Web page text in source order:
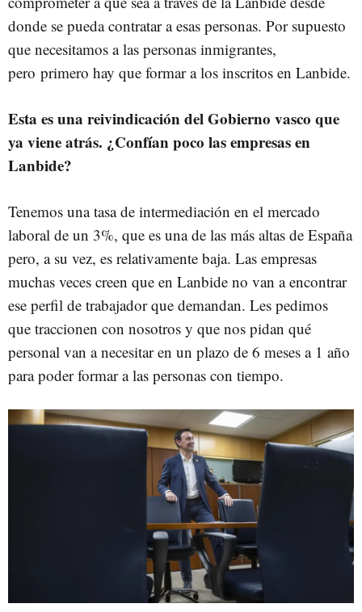
donde se pueda contratar a esas personas. Por supuesto
que necesitamos a las personas inmigrantes,
pero primero hay que formar a los inscritos en Lanbide.
Esta es una reivindicación del Gobierno vasco que
ya viene atrás. ¿Confían poco las empresas en
Lanbide?
Tenemos una tasa de intermediación en el mercado
laboral de un 3%, que es una de las más altas de España
pero, a su vez, es relativamente baja. Las empresas
muchas veces creen que en Lanbide no van a encontrar
ese perfil de trabajador que demandan. Les pedimos
que traccionen con nosotros y que nos pidan qué
personal van a necesitar en un plazo de 6 meses a 1 año
para poder formar a las personas con tiempo.